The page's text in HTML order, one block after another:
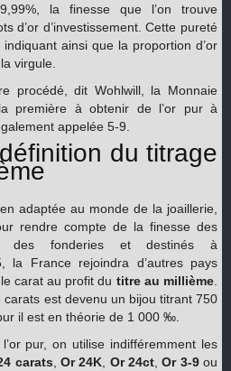
la finesse que l’on trouve
d’or d’investissement. Cette pureté
ainsi que la proportion d’or
virgule.
procédé, dit Wohlwill, la Monnaie
première à obtenir de l’or pur à
appelée 5-9.
du titrage
adaptée au monde de la joaillerie,
rendre compte de la finesse des
des fonderies et destinés à
la France rejoindra d’autres pays
carat au profit du titre au millième
carats est devenu un bijou titrant 750
il est en théorie de 1 000 ‰.
pur, on utilise indifféremment les
carats ,Or 24K Or 24ct ,Or 3-9ou